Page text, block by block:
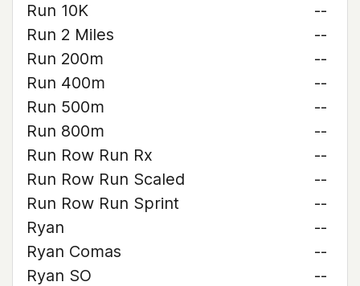
Run 10K
--
Run 2 Miles
--
Run 200m
--
Run 400m
--
Run 500m
--
Run 800m
--
Run Row Run Rx
--
Run Row Run Scaled
--
Run Row Run Sprint
--
Ryan
--
Ryan Comas
--
Ryan SO
--